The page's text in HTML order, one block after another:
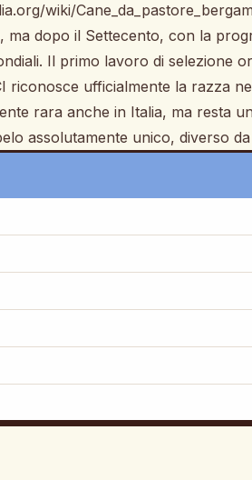
wiki/
ma dopo il Settecento, con la
Il primo lavoro di selezione
riconosce ufficialmente la razza
rara anche in Italia, ma resta
assolutamente unico, diverso